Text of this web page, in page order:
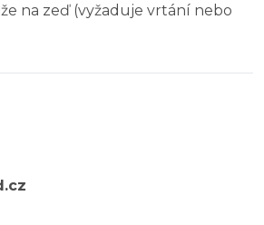
na zeď (vyžaduje vrtání nebo